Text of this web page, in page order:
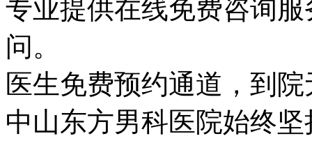
专业提供在线免费咨询
问。
医生免费预约通道，到
中山东方男科医院始终